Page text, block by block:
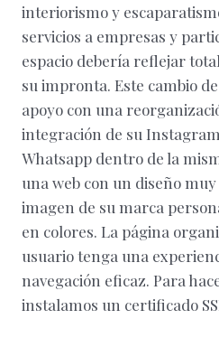
interiorismo y
servicios a empresas y
espacio debería reflejar
su impronta. Este cambio
apoyo con una
integración de su
Whatsapp dentro de la
una web con un diseño
imagen de su marca
en colores. La página
usuario tenga una
navegación eficaz. Para
instalamos un certificado